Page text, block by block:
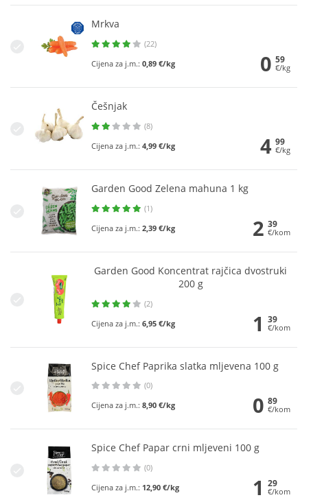
Mrkva
(22)
Cijena za j.m.: 0,89 €/kg 0 59
€/kg
Češnjak
(8)
Cijena za j.m.: 4,99 €/kg 4 99
€/kg
Garden Good Zelena mahuna 1 kg
(1)
Cijena za j.m.: 2,39 €/kg 2 39
€/kom
Garden Good Koncentrat rajčica dvostruki
200 g
(2)
Cijena za j.m.: 6,95 €/kg 1 39
€/kom
Spice Chef Paprika slatka mljevena 100 g
(0)
Cijena za j.m.: 8,90 €/kg 0 89
€/kom
Spice Chef Papar crni mljeveni 100 g
(0)
Cijena za j.m.: 12,90 €/kg 1 29
€/kom